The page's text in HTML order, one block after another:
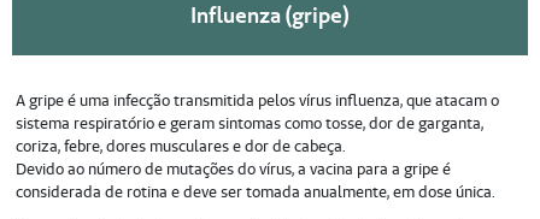
Influenza (gripe)
A gripe é uma infecção transmitida pelos vírus influenza, que atacam o
sistema respiratório e geram sintomas como tosse, dor de garganta,
coriza, febre, dores musculares e dor de cabeça.
Devido ao número de mutações do vírus, a vacina para a gripe é
considerada de rotina e deve ser tomada anualmente, em dose única.